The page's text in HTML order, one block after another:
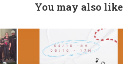
You may also like